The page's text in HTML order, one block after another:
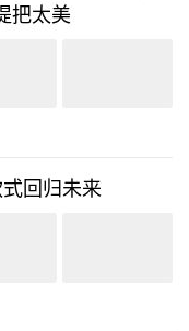
把太美
回归未来